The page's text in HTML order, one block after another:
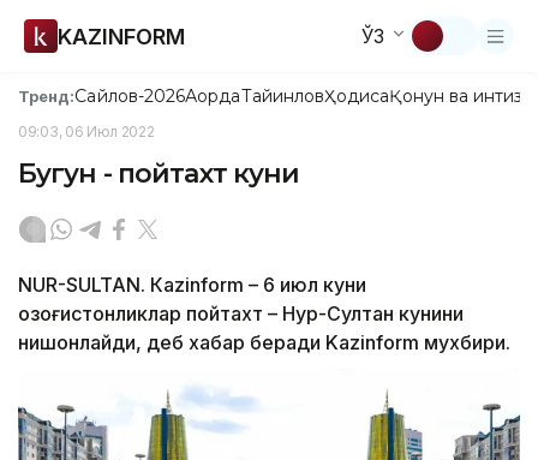
KAZINFORM ЎЗ
Тренд:Сайлов-2026АқордаТайинловҲодисаҚонун ва
09:03, 06 Июл 2022
Бугун - пойтахт куни
NUR-SULTAN. Кazinform – 6 июл куни
қозоғистонликлар пойтахт – Нур-Султан кунини
нишонлайди, деб хабар беради Kazinform мухбири.